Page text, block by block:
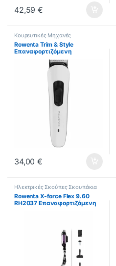
42,59€
Κουρευτικές Μηχανές
Rowenta Trim & Style
Επαναφορτιζόμενη
Κουρευτική Μηχανή 8 σε 1
TN8934 (ΕΩΣ 12 ΔΟΣΕΙΣ)
34,00€
Ηλεκτρικές Σκούπες Σκουπάκια
Rowenta X-force Flex 9.60
RH2037 Επαναφορτιζόμενη